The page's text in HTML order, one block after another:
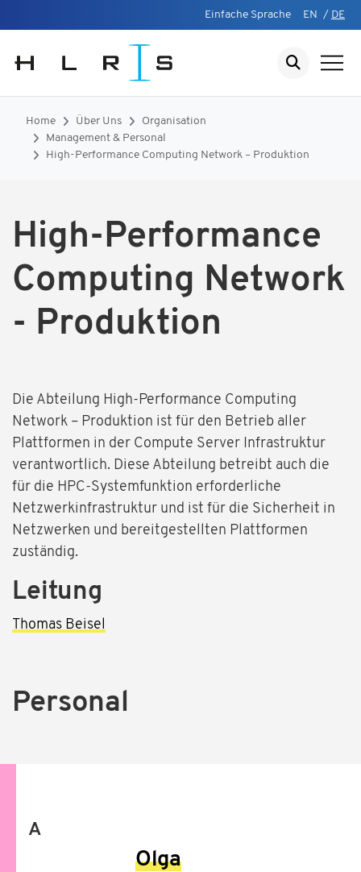
Einfache Sprache EN / DE
Home Über Uns
Organisation
Management & Personal
High-Performance Computing Network – Produktion
High-Performance
Computing Network
- Produktion
Die Abteilung High-Performance Computing
Network – Produktion ist für den Betrieb aller
Plattformen in der Compute Server Infrastruktur
verantwortlich. Diese Abteilung betreibt auch die
für die HPC-Systemfunktion erforderliche
Netzwerkinfrastruktur und ist für die Sicherheit in
Netzwerken und bereitgestellten Plattformen
zuständig.
Leitung
Thomas Beisel
Personal
A
Olga